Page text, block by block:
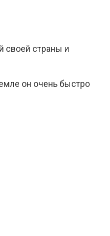
своей страны и
он очень быстро